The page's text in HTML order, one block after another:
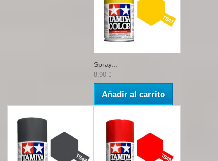
Spray...
8,90 €
Añadir al carrito